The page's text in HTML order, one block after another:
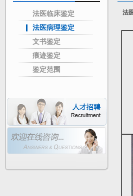
法医临床鉴定
法医病理鉴定
文书鉴定
痕迹鉴定
鉴定范围
法
早